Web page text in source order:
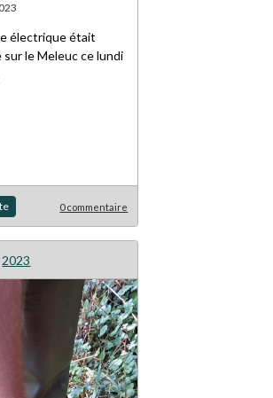
électrique était
sur le Meleuc ce lundi
0 commentaire
2023